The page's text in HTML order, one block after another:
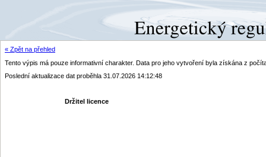
« Zpět na přehled
Tento výpis má pouze informativní charakter. Data pro jeho vytvoření byla získána z
Poslední aktualizace dat proběhla 31.07.2026 14:12:48
Držitel licence